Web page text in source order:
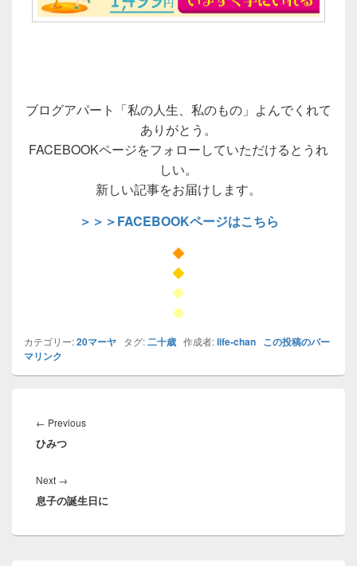
ブログアパート「私の人生、私のもの」よんでくれて
ありがとう。
FACEBOOKページをフォローしていただけるとうれ
しい。
新しい記事をお届けします。
＞＞＞FACEBOOKページはこちら
◆
◆
◆
◆
カテゴリー:20マーヤ タグ:二十歳 作成者:life-chan この投稿のパー
マリンク
稿
ナ
ゲ
ー
シ
← PreviousPrevious
ひみつ
Next →
post:
息子の誕生日に